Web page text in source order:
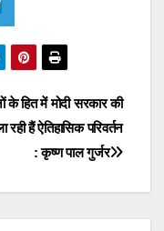
Share
on
T
e
l
g
a
m
के हित में मोदी सरकार की
रही हैं ऐतिहासिक परिवर्तन
: कृष्ण पाल गुर्जर